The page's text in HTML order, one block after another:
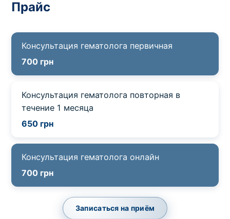
Прайс
Консультация гематолога первичная
700 грн
Консультация гематолога повторная в
течение 1 месяца
650 грн
Консультация гематолога онлайн
700 грн
Записаться на приём
Выбрать клинику
Оформить заказ
Если вы не знаете, какие анализы вам
* Администрация клиники принимает все меры для
прайс-листа. Однако, чтобы избежать возможных
недоразумений, рекомендуем уточнять стоимость и